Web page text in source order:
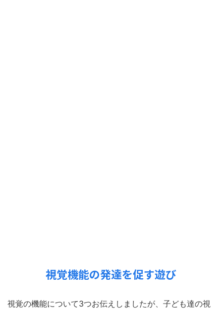
視覚機能の発達を促す遊び
視覚の機能について3つお伝えしましたが、子ども達の視